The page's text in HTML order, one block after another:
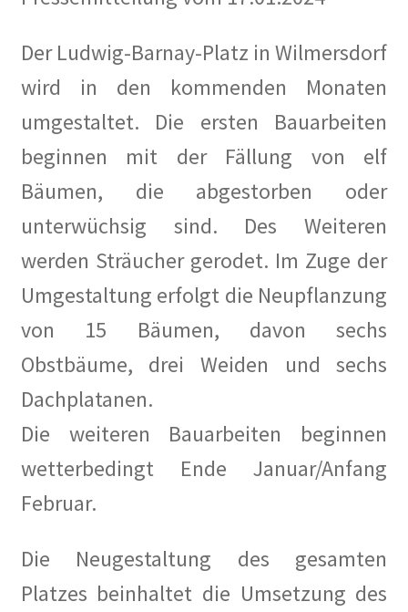
Der Ludwig-Barnay-Platz in Wilmersdorf
wird in den kommenden Monaten
umgestaltet. Die ersten Bauarbeiten
beginnen mit der Fällung von elf
Bäumen, die abgestorben oder
unterwüchsig sind. Des Weiteren
werden Sträucher gerodet. Im Zuge der
Umgestaltung erfolgt die Neupflanzung
von 15 Bäumen, davon sechs
Obstbäume, drei Weiden und sechs
Dachplatanen.
Die weiteren Bauarbeiten beginnen
wetterbedingt Ende Januar/Anfang
Februar.
Die Neugestaltung des gesamten
Platzes beinhaltet die Umsetzung des